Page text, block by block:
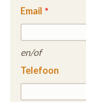
Email
en/of
Telefoon